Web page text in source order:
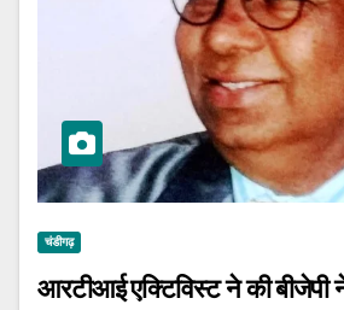
चंडीगढ़
आरटीआई एक्टिविस्ट ने की बीजेपी